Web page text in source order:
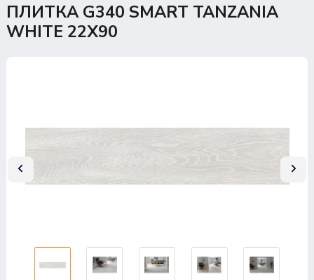
ПЛИТКА G340 SMART TANZANIA
WHITE 22X90